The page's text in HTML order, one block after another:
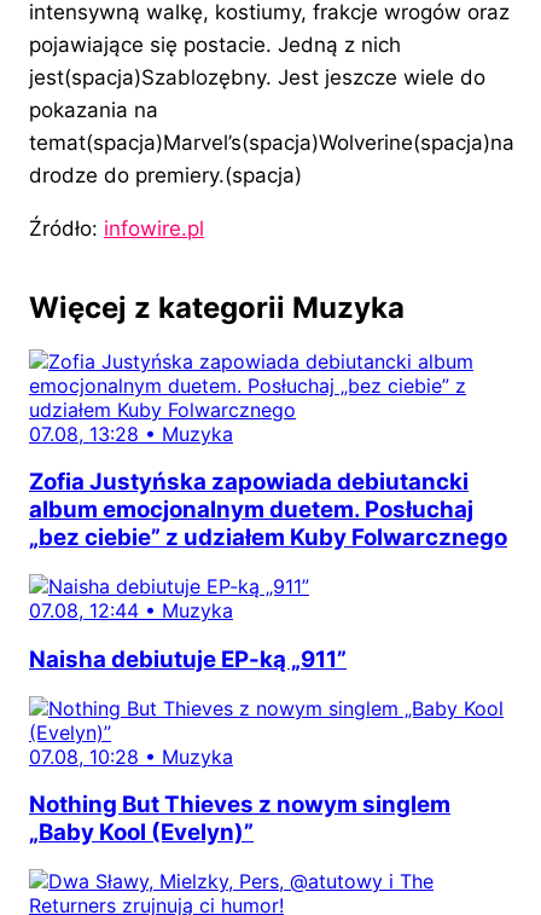
intensywną walkę, kostiumy, frakcje wrogów oraz
pojawiające się postacie. Jedną z nich
jest(spacja)Szablozębny. Jest jeszcze wiele do
pokazania na
temat(spacja)Marvel’s(spacja)Wolverine(spacja)na
drodze do premiery.(spacja)
Źródło: infowire.pl
Więcej z kategorii Muzyka
07.08, 13:28 • Muzyka
Zofia Justyńska zapowiada debiutancki
album emocjonalnym duetem. Posłuchaj
„bez ciebie” z udziałem Kuby Folwarcznego
07.08, 12:44 • Muzyka
Naisha debiutuje EP-ką „911”
07.08, 10:28 • Muzyka
Nothing But Thieves z nowym singlem
„Baby Kool (Evelyn)”